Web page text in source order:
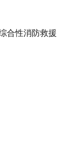
合性消防救援